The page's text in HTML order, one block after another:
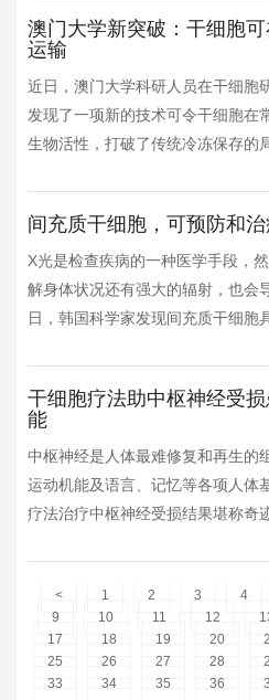
澳门大学新突破：干细胞
运输
近日，澳门大学科研人员在干细胞
发现了一项新的技术可令干细胞在
生物活性，打破了传统冷冻保存的
间充质干细胞，可预防和
X光是检查疾病的一种医学手段，
解身体状况还有强大的辐射，也会
日，韩国科学家发现间充质干细胞
干细胞疗法助中枢神经受
能
中枢神经是人体最难修复和再生的
运动机能及语言、记忆等各项人体
疗法治疗中枢神经受损结果堪称奇
< 1 2 3 4
9
10 11 12
17
18 19 20
25
26 27 28
33
34 35 36